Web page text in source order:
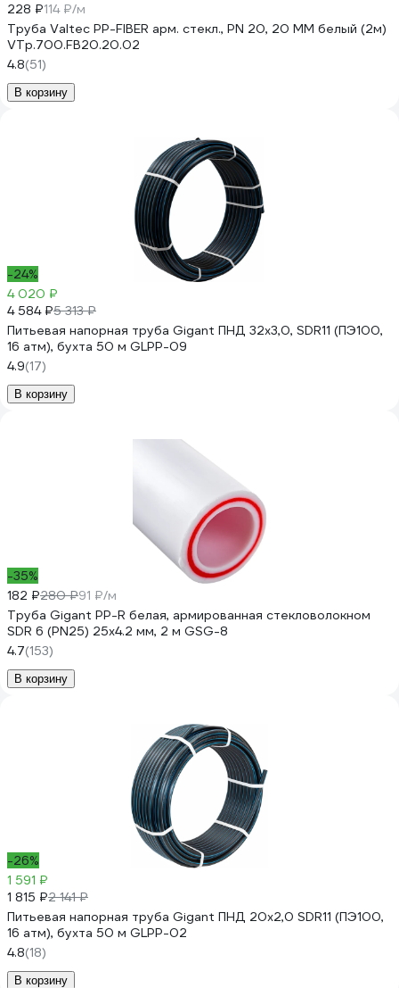
228 ₽114 ₽/м
Труба Valtec PP-FIBER арм. стекл., PN 20, 20 MM белый (2м)
VTp.700.FB20.20.02
4.8(51)
В корзину
-24%
4 020 ₽
4 584 ₽5 313 ₽
Питьевая напорная труба Gigant ПНД 32х3,0, SDR11 (ПЭ100,
16 атм), бухта 50 м GLPP-09
4.9(17)
В корзину
-35%
182 ₽280 ₽91 ₽/м
Труба Gigant PP-R белая, армированная стекловолокном
SDR 6 (PN25) 25x4.2 мм, 2 м GSG-8
4.7(153)
В корзину
-26%
1 591 ₽
1 815 ₽2 141 ₽
Питьевая напорная труба Gigant ПНД 20х2,0 SDR11 (ПЭ100,
16 атм), бухта 50 м GLPP-02
4.8(18)
В корзину